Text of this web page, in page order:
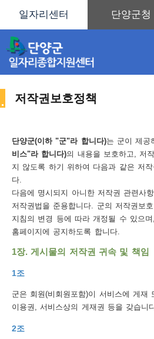
저작권보호정책
단양군(이하 "군"라 합니다)는 군이 제공
비스"라 합니다)의 내용을 보호하고, 저
지 않도록 하기 위하여 다음과 같은 저
다.
다음에 명시되지 아니한 저작권 관련사
저작권법을 준용합니다. 군의 저작권보
지침의 변경 등에 따라 개정될 수 있으
홈페이지에 공지하도록 합니다.
1장. 게시물의 저작권 귀속 및 책임
1조
군은 회원(비회원포함)이 서비스에 게재
이용권, 서비스상의 게재권 등을 갖습니
2조
사
이
트